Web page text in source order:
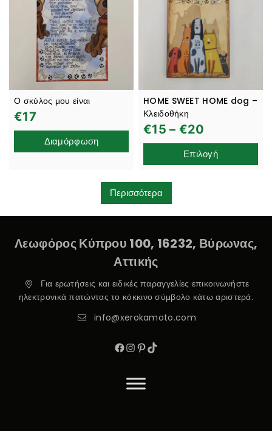
Ο σκύλος μου είναι
€17
Διαμόρφωση
HOME SWEET HOME dog –
Κλειδοθήκη
€15 – €20
Επιλογή
Περισσότερα
Λεωφόρος Κύπρου 100, 16232, Βύρωνας,
Αττικής
Για ερωτήσεις και ειδικές παραγγελίες επικοινωνήστε
ηλεκτρονικά πατώντας το κόκκινο σύμβολο κάτω αριστερά.
info@xerokamoto.com